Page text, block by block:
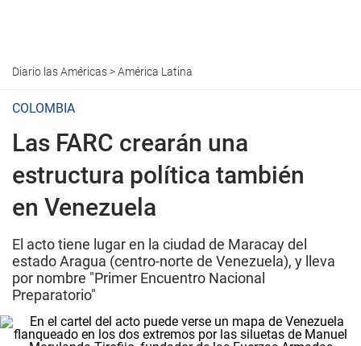
Diario las Américas>América Latina
COLOMBIA
Las FARC crearán una
estructura política también
en Venezuela
El acto tiene lugar en la ciudad de Maracay del
estado Aragua (centro-norte de Venezuela), y lleva
por nombre "Primer Encuentro Nacional
Preparatorio"